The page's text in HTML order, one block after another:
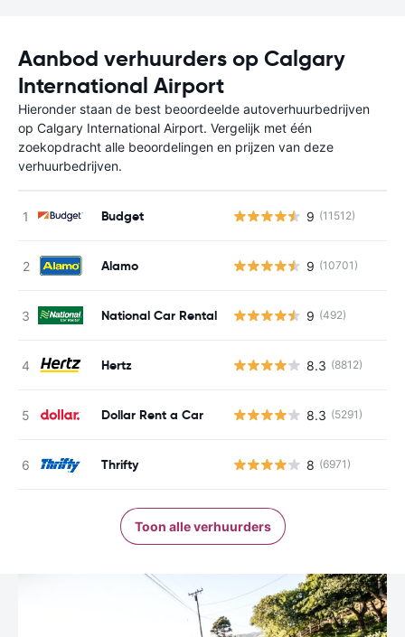
Aanbod verhuurders op Calgary
International Airport
Hieronder staan de best beoordeelde autoverhuurbedrijven
op Calgary International Airport. Vergelijk met één
zoekopdracht alle beoordelingen en prijzen van deze
verhuurbedrijven.
Budget 9 (11512)
Alamo 9 (10701)
National Car Rental 9 (492)
Hertz 8.3 (8812)
Dollar Rent a Car 8.3 (5291)
Thrifty 8 (6971)
Toon alle verhuurders